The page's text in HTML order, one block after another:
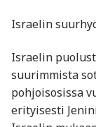
Israelin
Israelin
suurimmista
pohjoisosissa
erityisesti